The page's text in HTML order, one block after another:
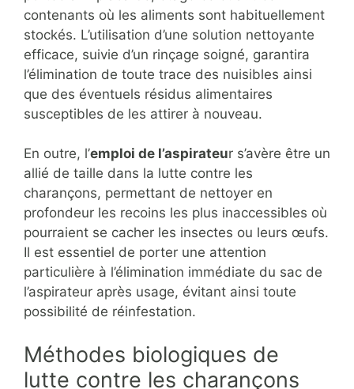
contenants où les aliments sont habituellement
stockés. L’utilisation d’une solution nettoyante
efficace, suivie d’un rinçage soigné, garantira
l’élimination de toute trace des nuisibles ainsi
que des éventuels résidus alimentaires
susceptibles de les attirer à nouveau.
En outre, l’emploi de l’aspirateur s’avère être un
allié de taille dans la lutte contre les
charançons, permettant de nettoyer en
profondeur les recoins les plus inaccessibles où
pourraient se cacher les insectes ou leurs œufs.
Il est essentiel de porter une attention
particulière à l’élimination immédiate du sac de
l’aspirateur après usage, évitant ainsi toute
possibilité de réinfestation.
Méthodes biologiques de
lutte contre les charançons